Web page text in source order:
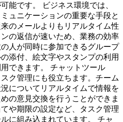
能です。 ビジネス環境では、
ュニケーションの重要な手段と
のメールよりもリアルタイム性
の返信が速いため、業務の効率
人が同時に参加できるグループ
添付、絵文字やスタンプの利用
できます。 チャットツール
ク管理にも役立ちます。チーム
についてリアルタイムで情報を
の意見交換を行うことができま
や期限の設定など、タスク管理
に組み込まれています。 チャ